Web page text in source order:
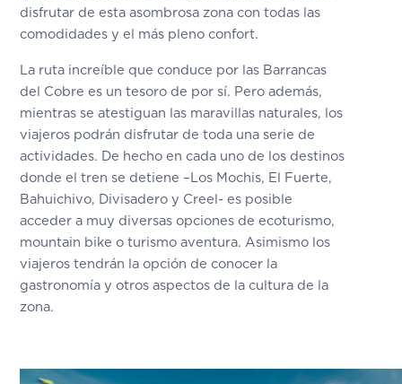
disfrutar de esta asombrosa zona con todas las
comodidades y el más pleno confort.
La ruta increíble que conduce por las Barrancas
del Cobre es un tesoro de por sí. Pero además,
mientras se atestiguan las maravillas naturales, los
viajeros podrán disfrutar de toda una serie de
actividades. De hecho en cada uno de los destinos
donde el tren se detiene –Los Mochis, El Fuerte,
Bahuichivo, Divisadero y Creel- es posible
acceder a muy diversas opciones de ecoturismo,
mountain bike o turismo aventura. Asimismo los
viajeros tendrán la opción de conocer la
gastronomía y otros aspectos de la cultura de la
zona.